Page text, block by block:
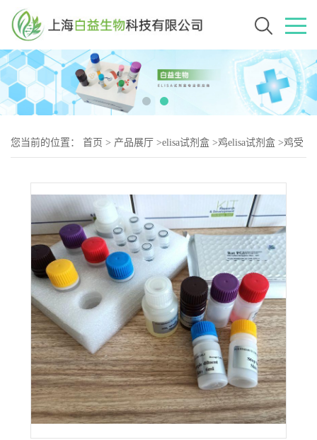
您当前的位置： 首页 > 产品展厅 >elisa试剂盒 >鸡elisa试剂盒 >鸡受